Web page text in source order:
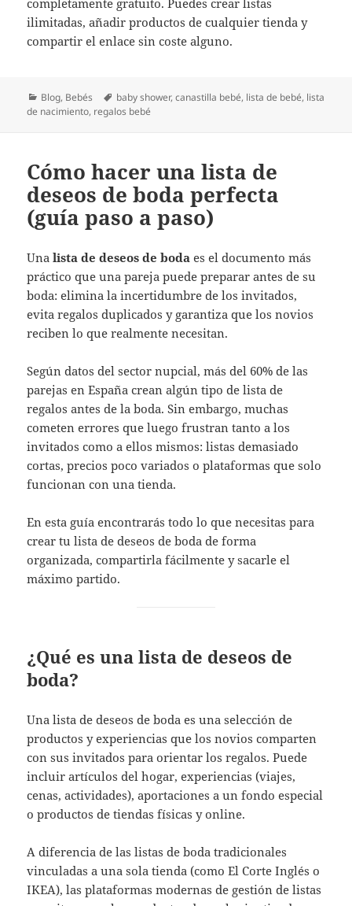
ilimitadas, añadir productos de cualquier tienda y
compartir el enlace sin coste alguno.
Categorías
Blog, Bebés Etiquetas
baby shower,canastilla bebé, lista de bebé, lista
de nacimiento, regalos bebé
Cómo hacer una lista de
deseos de boda perfecta
(guía paso a paso)
Unalista de deseos de boda es el documento más
práctico que una pareja puede preparar antes de su
boda: elimina la incertidumbre de los invitados,
evita regalos duplicados y garantiza que los novios
reciben lo que realmente necesitan.
Según datos del sector nupcial, más del 60% de las
parejas en España crean algún tipo de lista de
regalos antes de la boda. Sin embargo, muchas
cometen errores que luego frustran tanto a los
invitados como a ellos mismos: listas demasiado
cortas, precios poco variados o plataformas que solo
funcionan con una tienda.
En esta guía encontrarás todo lo que necesitas para
crear tu lista de deseos de boda de forma
organizada, compartirla fácilmente y sacarle el
máximo partido.
¿Qué es una lista de deseos de
boda?
Una lista de deseos de boda es una selección de
productos y experiencias que los novios comparten
con sus invitados para orientar los regalos. Puede
incluir artículos del hogar, experiencias (viajes,
cenas, actividades), aportaciones a un fondo especial
o productos de tiendas físicas y online.
A diferencia de las listas de boda tradicionales
vinculadas a una sola tienda (como El Corte Inglés o
IKEA), las plataformas modernas de gestión de listas